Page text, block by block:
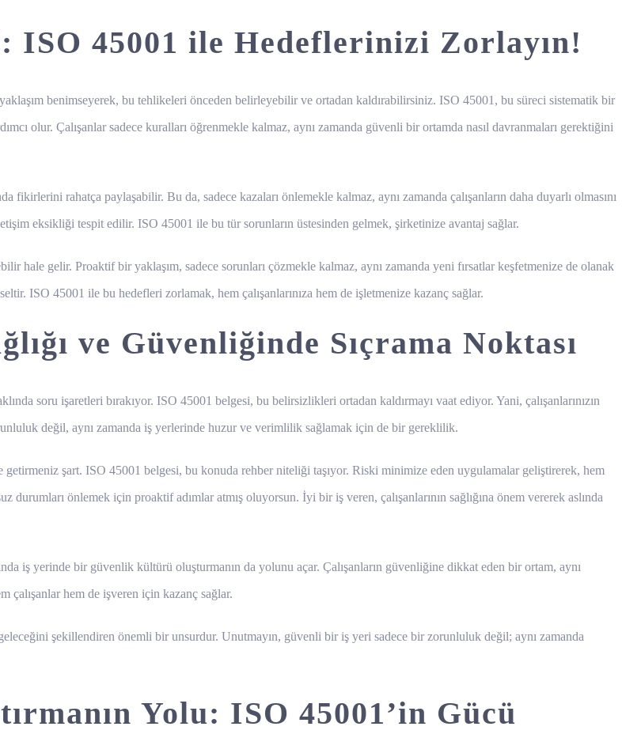
45001 ile Hedeflerinizi Zorlayın!
benimseyerek, bu tehlikeleri önceden belirleyebilir ve ortadan kaldırabilirsiniz. ISO 45001, bu süreci sistematik bir
olur. Çalışanlar sadece kuralları öğrenmekle kalmaz, aynı zamanda güvenli bir ortamda nasıl davranmaları gerektiğini
rahatça paylaşabilir. Bu da, sadece kazaları önlemekle kalmaz, aynı zamanda çalışanların daha duyarlı olmasını
eksikliği tespit edilir. ISO 45001 ile bu tür sorunların üstesinden gelmek, şirketinize avantaj sağlar.
hale gelir. Proaktif bir yaklaşım, sadece sorunları çözmekle kalmaz, aynı zamanda yeni fırsatlar keşfetmenize de olanak
ISO 45001 ile bu hedefleri zorlamak, hem çalışanlarınıza hem de işletmenize kazanç sağlar.
ve Güvenliğinde Sıçrama Noktası
soru işaretleri bırakıyor. ISO 45001 belgesi, bu belirsizlikleri ortadan kaldırmayı vaat ediyor. Yani, çalışanlarınızın
değil, aynı zamanda iş yerlerinde huzur ve verimlilik sağlamak için de bir gereklilik.
şart. ISO 45001 belgesi, bu konuda rehber niteliği taşıyor. Riski minimize eden uygulamalar geliştirerek, hem
durumları önlemek için proaktif adımlar atmış oluyorsun. İyi bir iş veren, çalışanlarının sağlığına önem vererek aslında
iş yerinde bir güvenlik kültürü oluşturmanın da yolunu açar. Çalışanların güvenliğine dikkat eden bir ortam, aynı
çalışanlar hem de işveren için kazanç sağlar.
şekillendiren önemli bir unsurdur. Unutmayın, güvenli bir iş yeri sadece bir zorunluluk değil; aynı zamanda
Yolu: ISO 45001’in Gücü